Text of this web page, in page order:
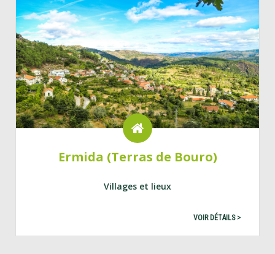
Ermida (Terras de Bouro)
Villages et lieux
VOIR DÉTAILS >